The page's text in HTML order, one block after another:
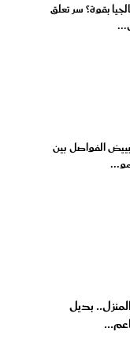
بقوة؟ سر تعلق
الفواصل بين
بديل